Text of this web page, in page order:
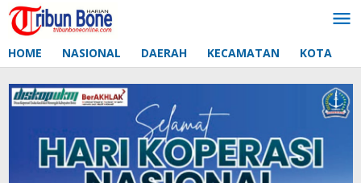
Lewati
ke
HOME NASIONAL DAERAH KECAMATAN KOTA